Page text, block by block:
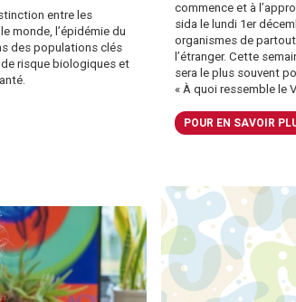
entre les
monde, l’épidémie du
des populations clés
risque biologiques et
commence et à
sida le lundi 1er
organismes de
l’étranger. Cette
sera le plus souvent
« À quoi ressemble le
POUR EN SAVOIR